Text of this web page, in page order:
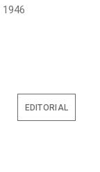
EDITORIAL